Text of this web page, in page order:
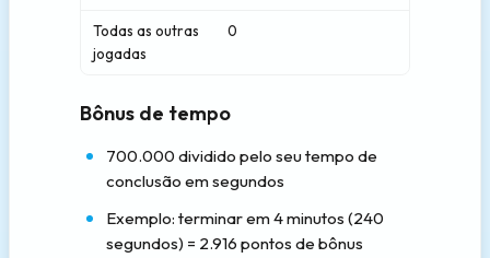
Todas as outras
jogadas
0
Bônus de tempo
700.000 dividido pelo seu tempo de
conclusão em segundos
Exemplo: terminar em 4 minutos (240
segundos) = 2.916 pontos de bônus